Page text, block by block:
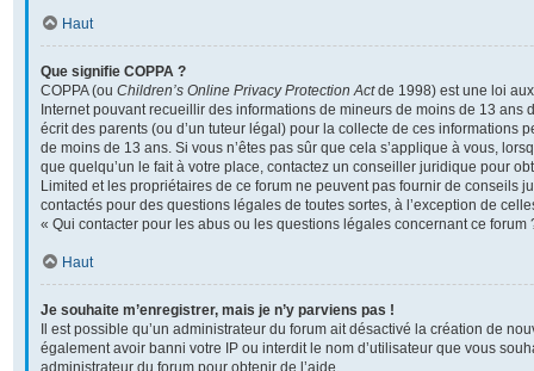
Haut
Que signifie COPPA ?
COPPA (ou Children’s Online Privacy Protection Actde 1998) est une loi
Internet pouvant recueillir des informations de mineurs de moins de 13 ans
écrit des parents (ou d’un tuteur légal) pour la collecte de ces informations
de moins de 13 ans. Si vous n’êtes pas sûr que cela s’applique à vous,
que quelqu’un le fait à votre place, contactez un conseiller juridique pour
Limited et les propriétaires de ce forum ne peuvent pas fournir de conseils
contactés pour des questions légales de toutes sortes, à l’exception de
« Qui contacter pour les abus ou les questions légales concernant ce forum
Haut
Je souhaite m’enregistrer, mais je n’y parviens pas !
Il est possible qu’un administrateur du forum ait désactivé la création de
également avoir banni votre IP ou interdit le nom d’utilisateur que vous
administrateur du forum pour obtenir de l’aide.